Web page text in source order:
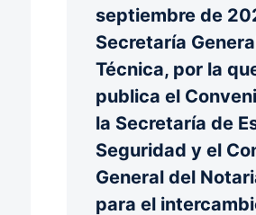
septiembre de
Secretaría
Técnica, por la
publica el
la Secretaría de
Seguridad y el
General del
para el